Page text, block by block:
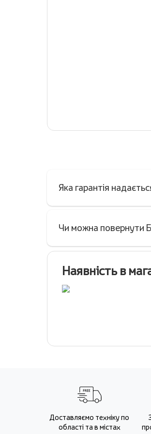
Яка гарантія
Чи можна повернути
Наявність в
Доставляємо техніку по
області та в містах